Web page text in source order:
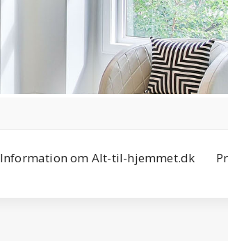
Information om Alt-til-hjemmet.dk